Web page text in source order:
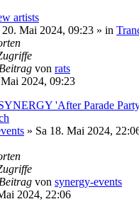
artists
Mai 2024, 09:23 » in
von rats
2024, 09:23
'After Parade
» Sa 18. Mai 2024,
von synergy-events
2024, 22:06